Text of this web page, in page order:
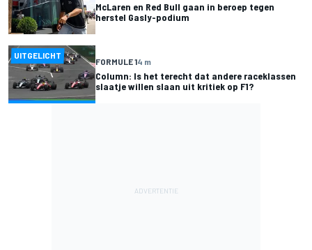
McLaren en Red Bull gaan in beroep tegen
herstel Gasly-podium
UITGELICHT
FORMULE 14 m
Column: Is het terecht dat andere raceklassen
slaatje willen slaan uit kritiek op F1?